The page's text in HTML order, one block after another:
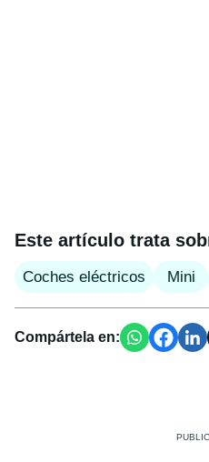
Este artículo trata
Coches eléctricos Mini
Compártela en: